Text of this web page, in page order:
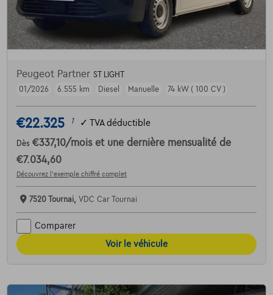
Peugeot Partner ST LIGHT
01/2026
6.555 km Diesel Manuelle 74 kW ( 100 CV )
€22.325 1 ✓ TVA déductible
Dès €337,10/mois et une dernière mensualité de
€7.034,60
Découvrez l’exemple chiffré complet
7520 Tournai, VDC Car Tournai
Comparer
Voir le véhicule